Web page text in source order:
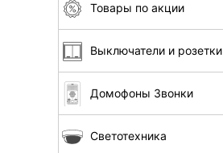
Товары по акции
Выключатели и розетки
Домофоны Звонки
Светотехника